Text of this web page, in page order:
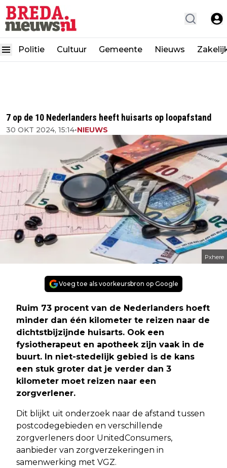
Politie Cultuur Gemeente Nieuws
7 op de 10 Nederlanders heeft huisarts op loopafstand
30 OKT 2024, 15:14•NIEUWS
Pxhere
Voeg toe als voorkeursbron op Google
Ruim 73 procent van de Nederlanders hoeft
minder dan één kilometer te reizen naar de
dichtstbijzijnde huisarts. Ook een
fysiotherapeut en apotheek zijn vaak in de
buurt. In niet-stedelijk gebied is de kans
een stuk groter dat je verder dan 3
kilometer moet reizen naar een
zorgverlener.
Dit blijkt uit onderzoek naar de afstand tussen
postcodegebieden en verschillende
zorgverleners door UnitedConsumers,
aanbieder van zorgverzekeringen in
samenwerking met VGZ.